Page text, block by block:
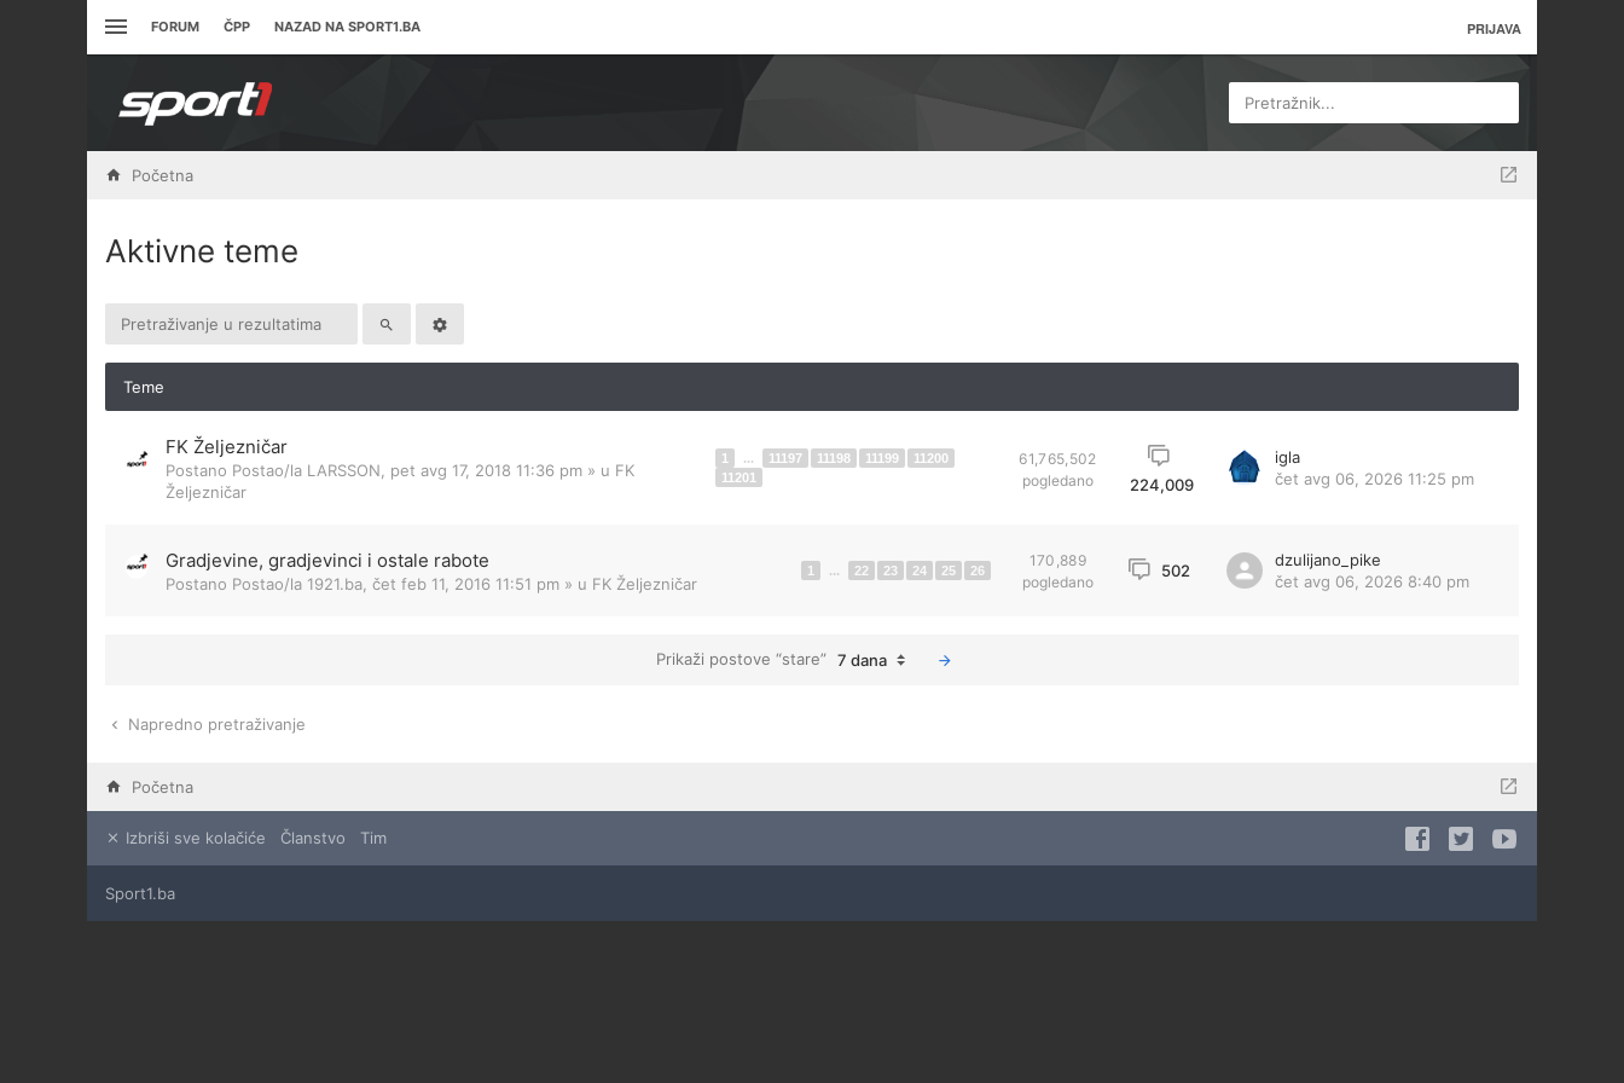
FORUM ČPP NAZAD NA SPORT1.BA PRIJAVA
Pretražnik...
Početna
Aktivne teme
Teme
FK Željezničar
Postano Postao/la LARSSON pet avg 17, 2018 11:36 pm » u FK
Željezničar
1 ... 11197 11198 11199
11200
11201
61,765,502
pogledano
224,009
igla
čet avg 06, 2026 11:25 pm
Gradjevine, gradjevinci i ostale rabote
Postano Postao/la 1921.ba čet feb 11, 2016 11:51 pm » u FK Željezničar
1 ... 22 23 24 25 26
170,889
pogledano
502
dzulijano_pike
čet avg 06, 2026 8:40 pm
Prikaži postove “stare” 7 dana
Napredno pretraživanje
Početna
Izbriši sve kolačiće Članstvo Tim
Sport1.ba